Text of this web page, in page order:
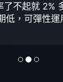
了不起就 2%
低，可彈性運